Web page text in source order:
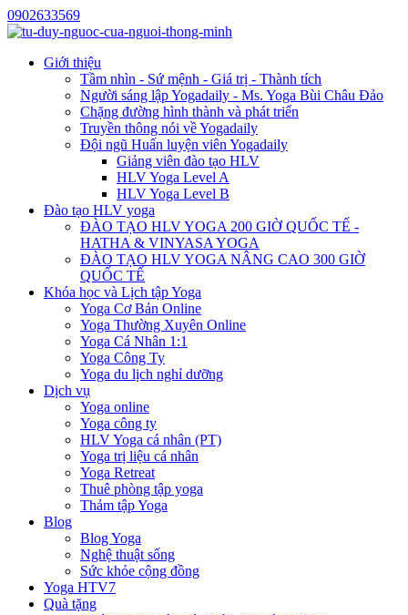
0902633569
Giới thiệu
Tầm nhìn - Sứ mệnh - Giá trị - Thành tích
Người sáng lập Yogadaily - Ms. Yoga Bùi Châu Đảo
Chặng đường hình thành và phát triển
Truyền thông nói về Yogadaily
Đội ngũ Huấn luyện viên Yogadaily
Giảng viên đào tạo HLV
HLV Yoga Level A
HLV Yoga Level B
Đào tạo HLV yoga
ĐÀO TẠO HLV YOGA 200 GIỜ QUỐC TẾ -
HATHA & VINYASA YOGA
ĐÀO TẠO HLV YOGA NÂNG CAO 300 GIỜ
QUỐC TẾ
Khóa học và Lịch tập Yoga
Yoga Cơ Bản Online
Yoga Thường Xuyên Online
Yoga Cá Nhân 1:1
Yoga Công Ty
Yoga du lịch nghỉ dưỡng
Dịch vụ
Yoga online
Yoga công ty
HLV Yoga cá nhân (PT)
Yoga trị liệu cá nhân
Yoga Retreat
Thuê phòng tập yoga
Thảm tập Yoga
Blog
Blog Yoga
Nghệ thuật sống
Sức khỏe cộng đồng
Yoga HTV7
Quà tặng